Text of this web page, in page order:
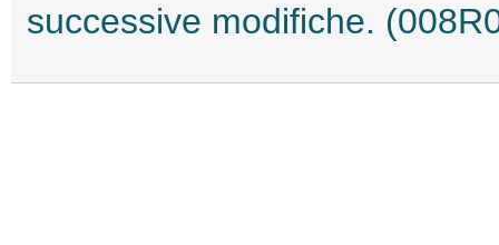
successive modifiche.